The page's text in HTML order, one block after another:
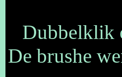
Dubbelklik
De brushe